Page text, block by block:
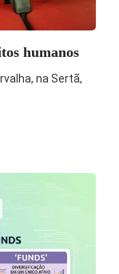
humanos
na Sertã,